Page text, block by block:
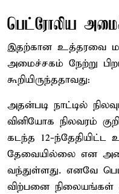
பெட்ரோலிய
இதற்கான உத்தரவை
அமைச்சகம் நேற்று
கூறியிருந்ததாவது:
அதன்படி நாட்டில்
வினியோக நிலவரம்
கடந்த 12-ந்தேதியிட்ட
தேவையில்லை என
வந்துள்ளது. எனவே
விற்பனை நிலையங்கள்